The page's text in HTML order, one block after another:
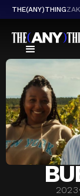
THE(ANY)THING
2023